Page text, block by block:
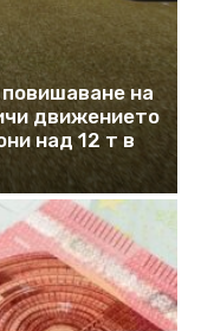
на
движението
над 12 т в